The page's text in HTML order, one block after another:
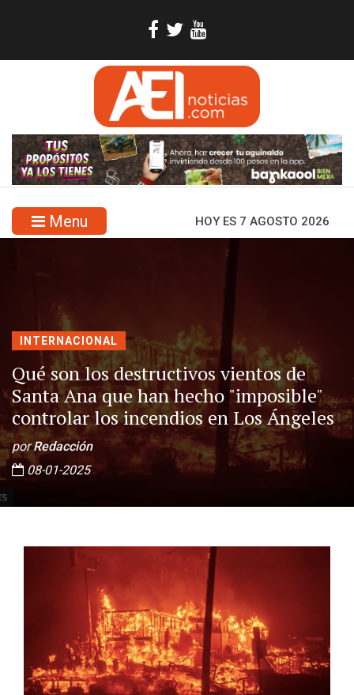
Menu HOY ES 7 AGOSTO 2026
INTERNACIONAL
Qué son los destructivos vientos de
Santa Ana que han hecho "imposible"
controlar los incendios en Los Ángeles
porRedacción
08-01-2025